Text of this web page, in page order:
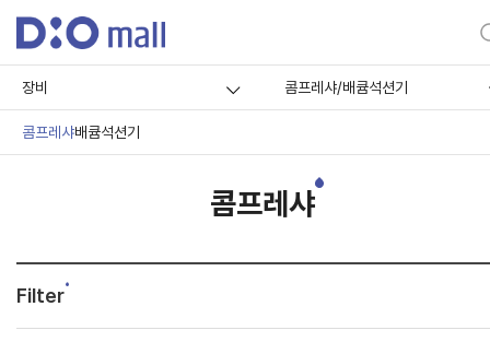
장비 콤프레샤/배큠석션기
콤프레샤배큠석션기
콤프레샤
Filter